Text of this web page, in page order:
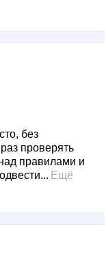
без
проверять
правилами и
Ещё